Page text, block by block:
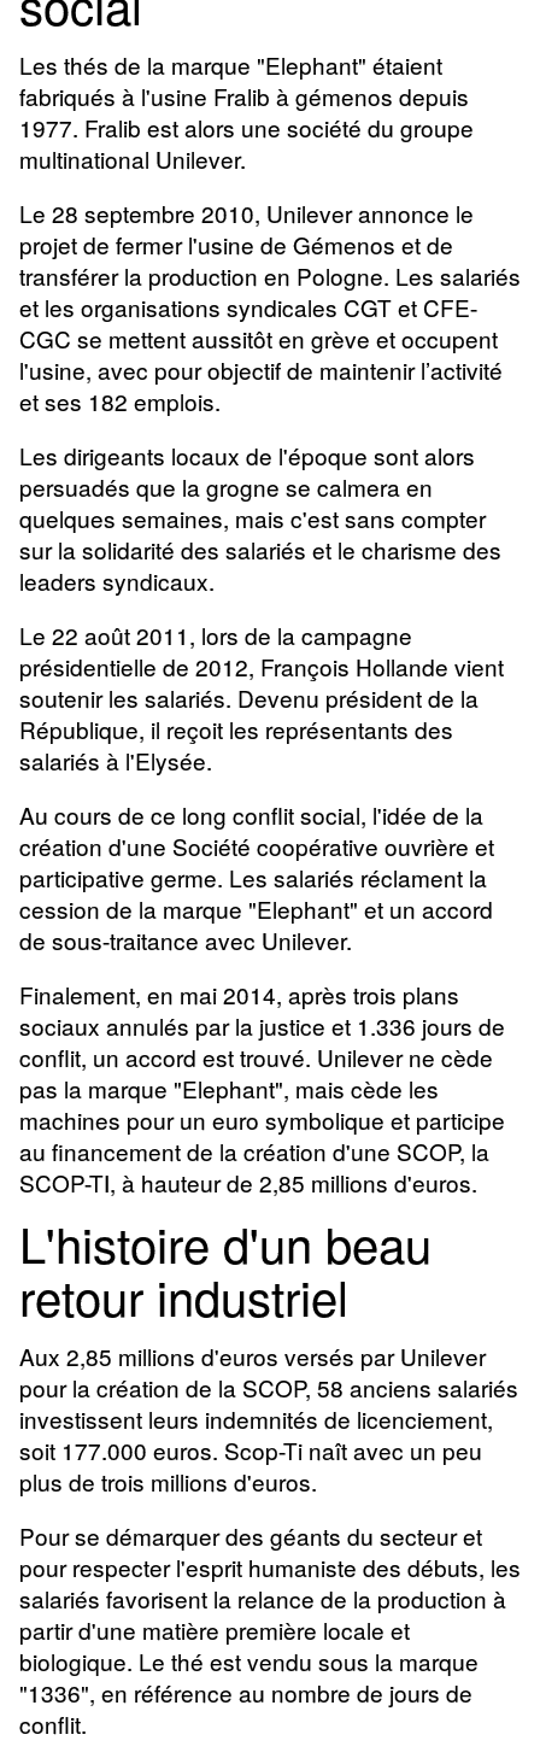
Les thés de la marque "Elephant" étaient
fabriqués à l'usine Fralib à gémenos depuis
1977. Fralib est alors une société du groupe
multinational Unilever.
Le 28 septembre 2010, Unilever annonce le
projet de fermer l'usine de Gémenos et de
transférer la production en Pologne. Les salariés
et les organisations syndicales CGT et CFE-
CGC se mettent aussitôt en grève et occupent
l'usine, avec pour objectif de maintenir l’activité
et ses 182 emplois.
Les dirigeants locaux de l'époque sont alors
persuadés que la grogne se calmera en
quelques semaines, mais c'est sans compter
sur la solidarité des salariés et le charisme des
leaders syndicaux.
Le 22 août 2011, lors de la campagne
présidentielle de 2012, François Hollande vient
soutenir les salariés. Devenu président de la
République, il reçoit les représentants des
salariés à l'Elysée.
Au cours de ce long conflit social, l'idée de la
création d'une Société coopérative ouvrière et
participative germe. Les salariés réclament la
cession de la marque "Elephant" et un accord
de sous-traitance avec Unilever.
Finalement, en mai 2014, après trois plans
sociaux annulés par la justice et 1.336 jours de
conflit, un accord est trouvé. Unilever ne cède
pas la marque "Elephant", mais cède les
machines pour un euro symbolique et participe
au financement de la création d'une SCOP, la
SCOP-TI, à hauteur de 2,85 millions d'euros.
L'histoire d'un beau
retour industriel
Aux 2,85 millions d'euros versés par Unilever
pour la création de la SCOP, 58 anciens salariés
investissent leurs indemnités de licenciement,
soit 177.000 euros. Scop-Ti naît avec un peu
plus de trois millions d'euros.
Pour se démarquer des géants du secteur et
pour respecter l'esprit humaniste des débuts, les
salariés favorisent la relance de la production à
partir d'une matière première locale et
biologique. Le thé est vendu sous la marque
"1336", en référence au nombre de jours de
conflit.